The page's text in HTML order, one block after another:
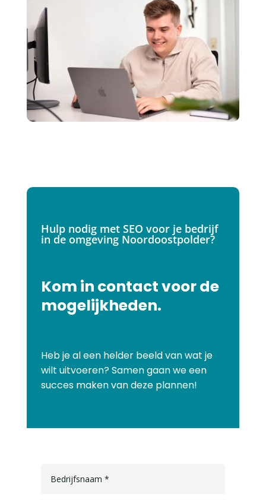
Hulp nodig met SEO voor je bedrijf
in de omgeving Noordoostpolder?
Kom in contact voor de
mogelijkheden.
Heb je al een helder beeld van wat je
wilt uitvoeren? Samen gaan we een
succes maken van deze plannen!